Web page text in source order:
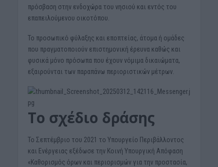
πρόσβαση στην ενδοχώρα του νησιού και εντός του
επαπειλούμενου οικοτόπου.
Το προσωπικό φύλαξης και εποπτείας, άτομα ή ομάδες
που πραγματοποιούν επιστημονική έρευνα καθώς και
φυσικά μόνο πρόσωπα που έχουν νόμιμα δικαιώματα,
εξαιρούνται των παραπάνω περιοριστικών μέτρων.
Το σχέδιο δράσης
Το Σεπτέμβριο του 2021 το Υπουργείο Περιβάλλοντος
και Ενέργειας εξέδωσε την Κοινή Υπουργική Απόφαση
«Καθορισμός όρων και περιορισμών για την προστασία,